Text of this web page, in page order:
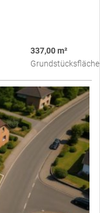
337,00 m²
Grundstücksfläche